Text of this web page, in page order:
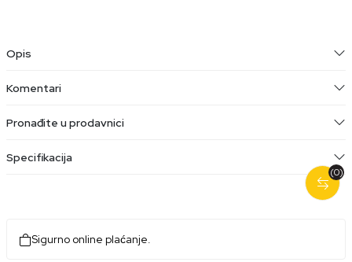
(0)
Opis
Komentari
Pronađite u prodavnici
Specifikacija
Sigurno online plaćanje.